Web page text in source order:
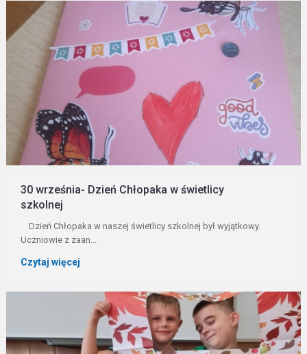
30 września- Dzień Chłopaka w świetlicy
szkolnej
Dzień Chłopaka w naszej świetlicy szkolnej był wyjątkowy.
Uczniowie z zaan...
Czytaj więcej